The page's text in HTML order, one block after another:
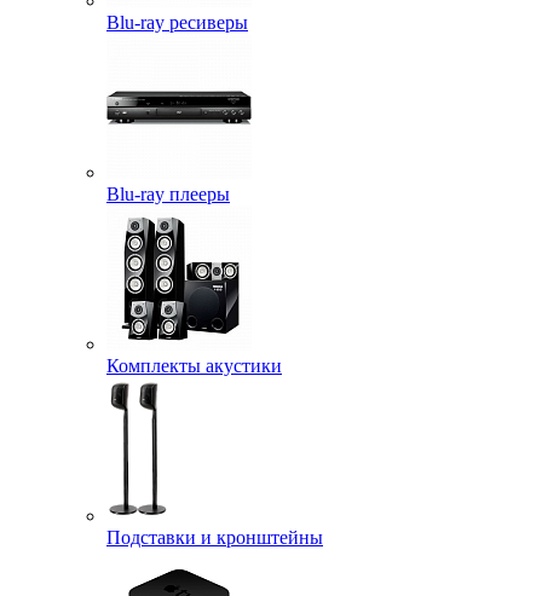
Blu-ray ресиверы
Blu-ray плееры
Комплекты акустики
Подставки и кронштейны